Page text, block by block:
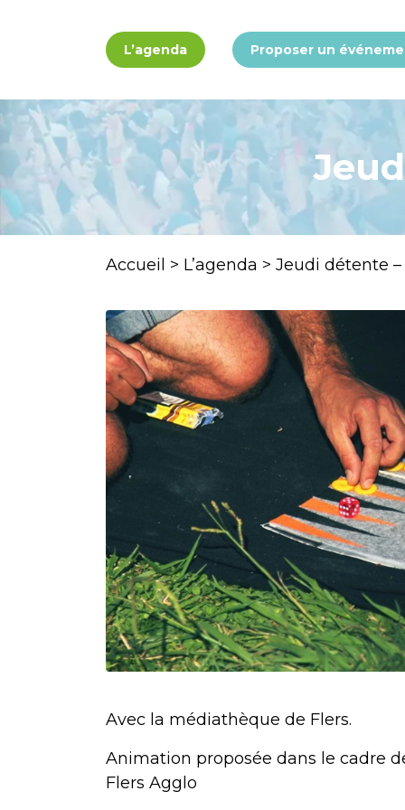
L’agenda Proposer un
Accueil > L’agenda > Jeudi détente
Avec la médiathèque de Flers.
Animation proposée dans le cadre
Flers Agglo